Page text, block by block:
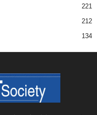
221
212
134